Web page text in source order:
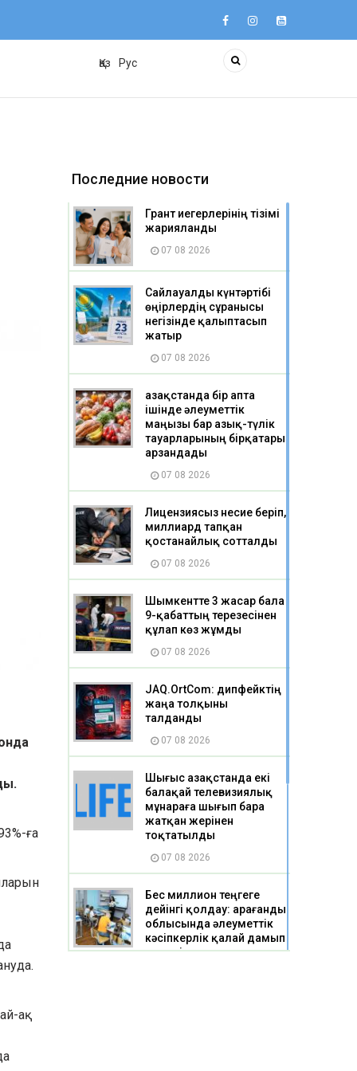
Қаз Рус
ға
ақ
Последние новости
Грант иегерлерінің тізімі
жарияланды
07 08 2026
Сайлауалды күнтәртібі
өңірлердің сұранысы
негізінде қалыптасып
жатыр
07 08 2026
Қазақстанда бір апта
ішінде әлеуметтік
маңызы бар азық-түлік
тауарларының бірқатары
арзандады
07 08 2026
Лицензиясыз несие беріп,
миллиард тапқан
қостанайлық сотталды
07 08 2026
Шымкентте 3 жасар бала
9-қабаттың терезесінен
құлап көз жұмды
07 08 2026
JAQ.OrtCom: дипфейктің
жаңа толқыны
талданды
07 08 2026
Шығыс Қазақстанда екі
балақай телевизиялық
мұнараға шығып бара
жатқан жерінен
тоқтатылды
07 08 2026
Бес миллион теңгеге
дейінгі қолдау: Қарағанды
облысында әлеуметтік
кәсіпкерлік қалай дамып
келеді